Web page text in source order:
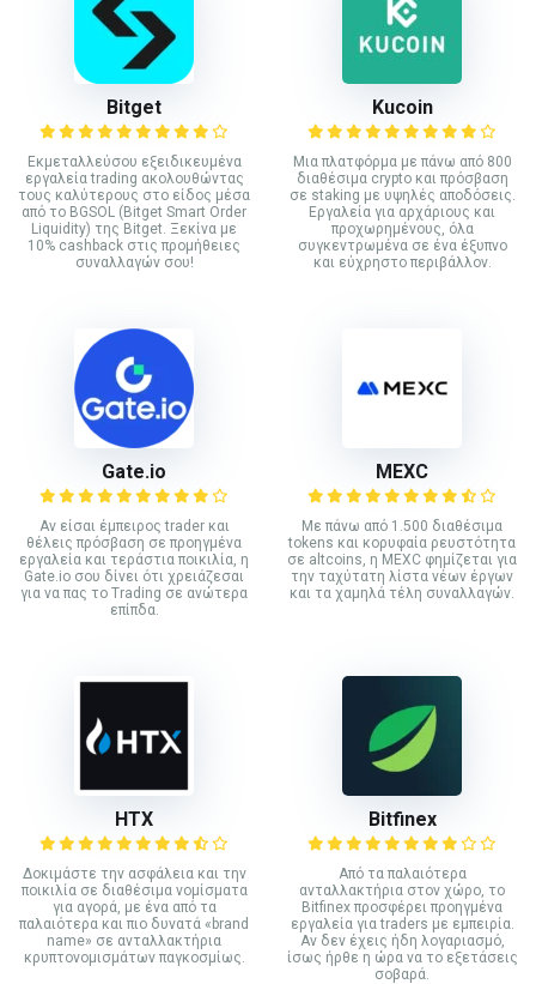
Bitget
Εκμεταλλεύσου εξειδικευμένα
εργαλεία trading ακολουθώντας
τους καλύτερους στο είδος μέσα
από το BGSOL (Bitget Smart Order
Liquidity) της Bitget. Ξεκίνα με
10% cashback στις προμήθειες
συναλλαγών σου!
Kucoin
Mια πλατφόρμα με πάνω από 800
διαθέσιμα crypto και πρόσβαση
σε staking με υψηλές αποδόσεις.
Εργαλεία για αρχάριους και
προχωρημένους, όλα
συγκεντρωμένα σε ένα έξυπνο
και εύχρηστο περιβάλλον.
Gate.io
Αν είσαι έμπειρος trader και
θέλεις πρόσβαση σε προηγμένα
εργαλεία και τεράστια ποικιλία, η
Gate.io σου δίνει ότι χρειάζεσαι
για να πας το Trading σε ανώτερα
επίπδα.
MEXC
Με πάνω από 1.500 διαθέσιμα
tokens και κορυφαία ρευστότητα
σε altcoins, η MEXC φημίζεται για
την ταχύτατη λίστα νέων έργων
και τα χαμηλά τέλη συναλλαγών.
HTX
Δοκιμάστε την ασφάλεια και την
ποικιλία σε διαθέσιμα νομίσματα
για αγορά, με ένα από τα
παλαιότερα και πιο δυνατά «brand
name» σε ανταλλακτήρια
κρυπτονομισμάτων παγκοσμίως.
Bitfinex
Από τα παλαιότερα
ανταλλακτήρια στον χώρο, το
Bitfinex προσφέρει προηγμένα
εργαλεία για traders με εμπειρία.
Αν δεν έχεις ήδη λογαριασμό,
ίσως ήρθε η ώρα να το εξετάσεις
σοβαρά.